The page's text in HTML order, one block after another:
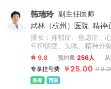
韩瑞玲 副主任医师
武林（杭州）医院 精神
擅长：抑郁症、焦虑症、
年抑郁症、失眠、精神分
恐惧症、多动症、抽动症
神经衰弱、心理障碍、躯
乱、酒瘾、网瘾等精神心理
9.8 预约量 256人
专享挂号费
￥25.00 ￥
医保 西医